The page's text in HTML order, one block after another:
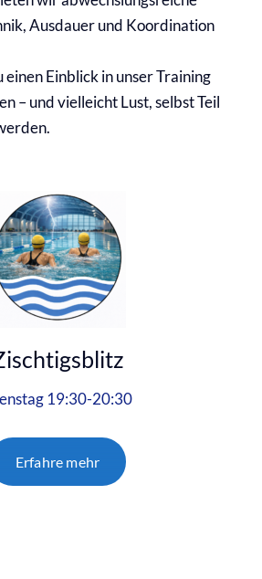
Ausdauer und Koordination
Einblick in unser Training
– und vielleicht Lust, selbst Teil
19:30-20:30
Erfahre mehr